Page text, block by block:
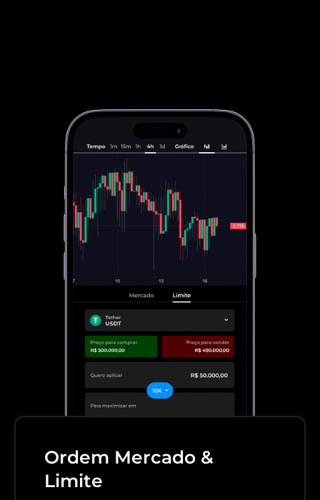
Telegram, que facilita suas operações financeiras.
Exposição EUA
Se exponha a valorização das
maiores empresas do mundo!
Ordem Mercado &
Limite